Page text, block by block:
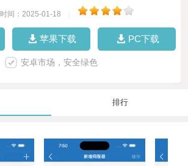
时间：2025-01-18
苹果下载 PC下载
安卓市场，安全绿色
排行